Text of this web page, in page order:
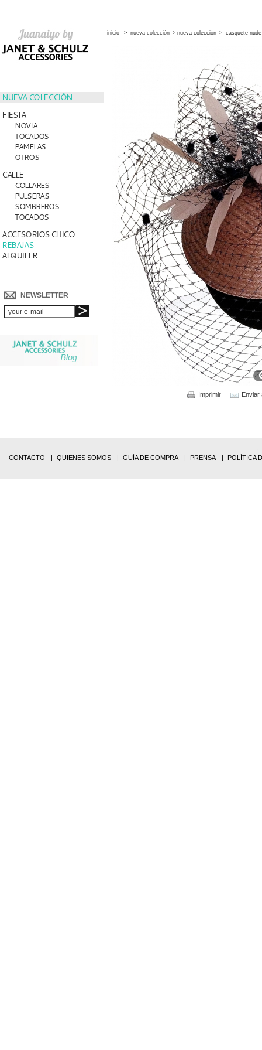
NUEVA COLECCIÓN
FIESTA
NOVIA
TOCADOS
PAMELAS
OTROS
CALLE
COLLARES
PULSERAS
SOMBREROS
TOCADOS
ACCESORIOS CHICO
REBAJAS
ALQUILER
NEWSLETTER
inicio > nueva colección > nueva colección > casquete
Enviar
Imprimir
CONTACTO QUIENES SOMOS GUÍA DE COMPRA PRENSA POLÍTICA